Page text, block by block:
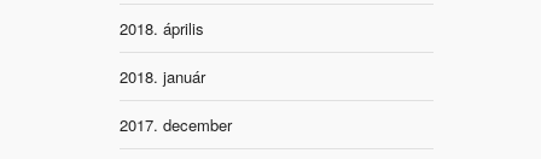
2018. április
2018. január
2017. december